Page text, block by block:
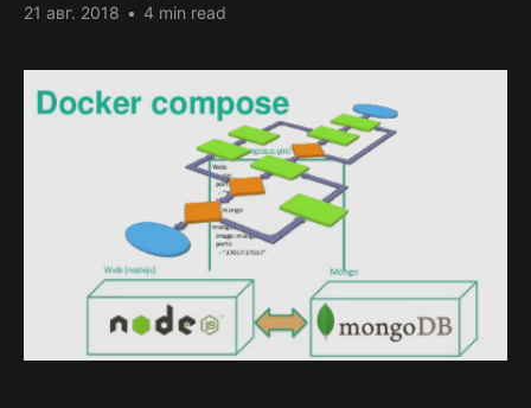
21 авг. 2018 • 4 min read